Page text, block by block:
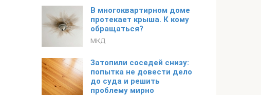
В многоквартирном доме
протекает крыша. К кому
обращаться?
МКД
Затопили соседей снизу:
попытка не довести дело
до суда и решить
проблему мирно